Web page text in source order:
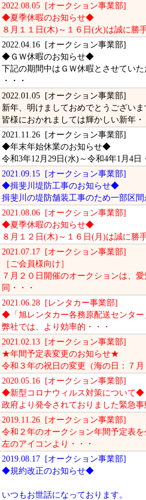
2022.08.05 [オークション事業部]
◆夏季休暇のお知らせ◆
８月１１日(木)～１６日(火)は誠に勝
2022.04.16 [オークション事業部]
◆ＧＷ休暇のお知らせ◆
下記の期間中はＧＷ休暇とさせていた
・・・
2022.01.05 [オークション事業部]
新年、明けましておめでとうございま
皆様におかれましては輝かしい新年・
2021.11.26 [オークション事業部]
◆年末年始休業のお知らせ◆
令和3年12月29日(水)～令和4年1月4日
2021.09.15 [オークション事業部]
◆揖斐川堤防工事のお知らせ◆
揖斐川の堤防舗装工事のため一部区間
2021.08.06 [オークション事業部]
◆夏季休暇のお知らせ◆
８月１２日(木)～１６日(月)は誠に勝
2021.07.17 [オークション事業部]
［ご会員様向け］
７月２０日開催のオークションは、
同・・・
2021.06.28 [レンタカー事業部]
◆「旭レンタカー各務原配送センタ
弊社では、より効率的・・・
2021.02.13 [オークション事業部]
★年間予定表変更のお知らせ★
令和３年の祝日の変更（海の日：７月
2020.05.16 [オークション事業部]
◆新型コロナウィルス対策について◆
政府より発令されておりました緊急事
2019.11.26 [オークション事業部]
令和２年のオークション年間予定表を
左のアイコンより・・・
2019.08.17 [オークション事業部]
◆規約改正のお知らせ◆
いつもお世話になっております。